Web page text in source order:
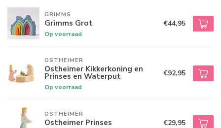
GRIMMS
Grimms Grot
Op voorraad
€44,95
OSTHEIMER
Ostheimer Kikkerkoning en
Prinses en Waterput
Op voorraad
€92,95
OSTHEIMER
Ostheimer Prinses €29,95